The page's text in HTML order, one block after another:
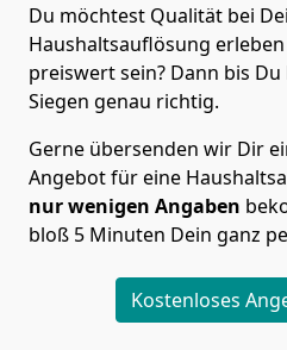
Du möchtest Qualität bei
Haushaltsauflösung
preiswert sein? Dann bis
Siegen genau richtig.
Gerne übersenden wir Dir
Angebot für eine
nur wenigen Angaben
bloß 5 Minuten Dein ganz
Kostenloses